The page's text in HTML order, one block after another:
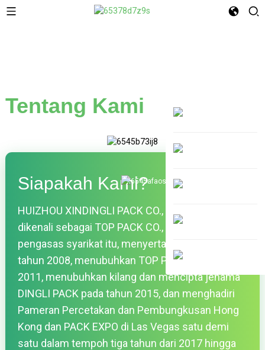
Tentang Kami
Siapakah Kami?
HUIZHOU XINDINGLI PACK CO., LTD., dahulunya
dikenali sebagai TOP PACK CO., LTD. Fannie,
pengasas syarikat itu, menyertai industri ini pada
tahun 2008, menubuhkan TOP PACK pada tahun
2011, menubuhkan kilang dan mencipta jenama
DINGLI PACK pada tahun 2015, dan menghadiri
Pameran Percetakan dan Pembungkusan Hong
Kong dan PACK EXPO di Las Vegas satu demi
satu dalam tempoh tiga tahun dari 2017 hingga